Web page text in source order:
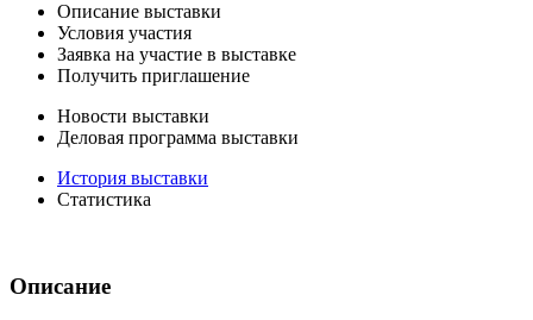
Описание выставки
Условия участия
Заявка на участие в выставке
Получить приглашение
Новости выставки
Деловая программа выставки
История выставки
Статистика
Описание